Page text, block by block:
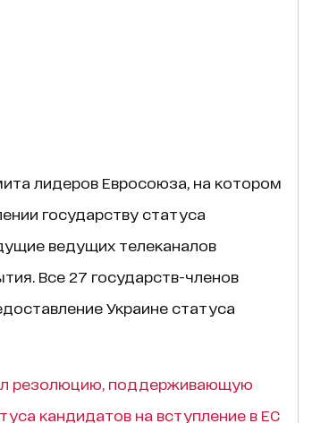
лидеров Евросоюза, на котором
государству статуса
ведущих телеканалов
Все 27 государств-членов
Украине статуса
резолюцию, поддерживающую
кандидатов на вступление в ЕС